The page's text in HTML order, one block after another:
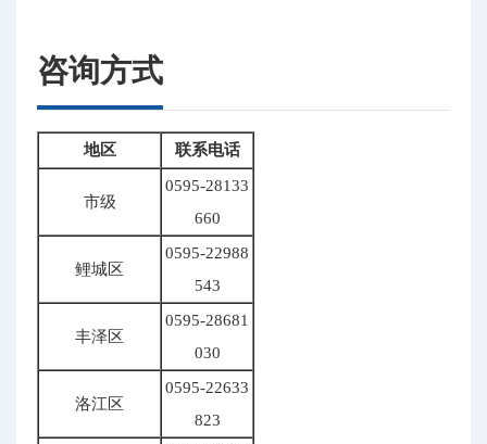
咨询方式
地区 联系电话
市级
0595-28133
660
鲤城区
0595-22988
543
丰泽区
0595-28681
030
洛江区
0595-22633
823